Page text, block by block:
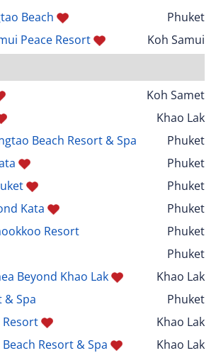
Beach
Phuket
Peace Resort
Koh Samui
Koh Samet
Khao Lak
Beach Resort & Spa
Phuket
Phuket
Phuket
Kata
Phuket
Resort
Phuket
Phuket
Beyond Khao Lak
Khao Lak
& Spa
Phuket
Resort
Khao Lak
Resort & Spa
Khao Lak